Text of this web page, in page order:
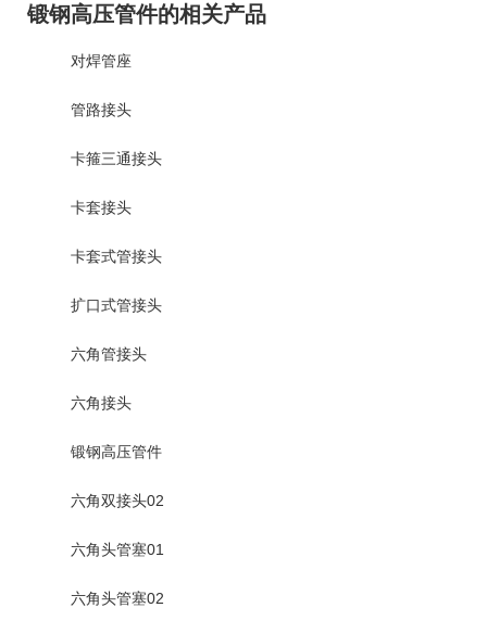
锻钢高压管件的相关产品
对焊管座
管路接头
卡箍三通接头
卡套接头
卡套式管接头
扩口式管接头
六角管接头
六角接头
锻钢高压管件
六角双接头02
六角头管塞01
六角头管塞02